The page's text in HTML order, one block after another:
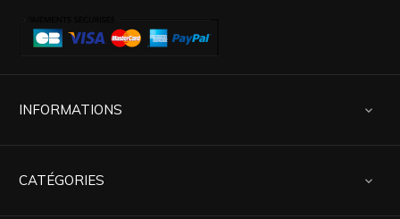
INFORMATIONS 
CATÉGORIES 